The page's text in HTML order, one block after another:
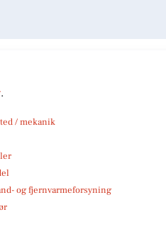
.
/ mekanik
og fjernvarmeforsyning